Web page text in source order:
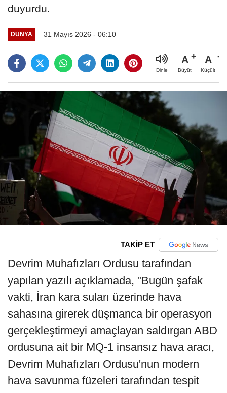
duyurdu.
DÜNYA 31 Mayıs 2026 - 06:10
Dinle
A
Büyüt
A
Küçült
TAKİP ET
Devrim Muhafızları Ordusu tarafından
yapılan yazılı açıklamada, "Bugün şafak
vakti, İran kara suları üzerinde hava
sahasına girerek düşmanca bir operasyon
gerçekleştirmeyi amaçlayan saldırgan ABD
ordusuna ait bir MQ-1 insansız hava aracı,
Devrim Muhafızları Ordusu'nun modern
hava savunma füzeleri tarafından tespit